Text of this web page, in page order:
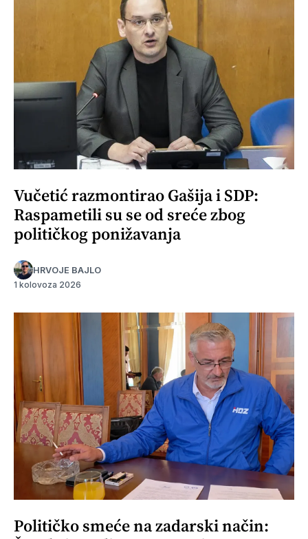
Vučetić razmontirao Gašija i SDP:
Raspametili su se od sreće zbog
političkog ponižavanja
HRVOJE BAJLO
1 kolovoza 2026
Političko smeće na zadarski način: